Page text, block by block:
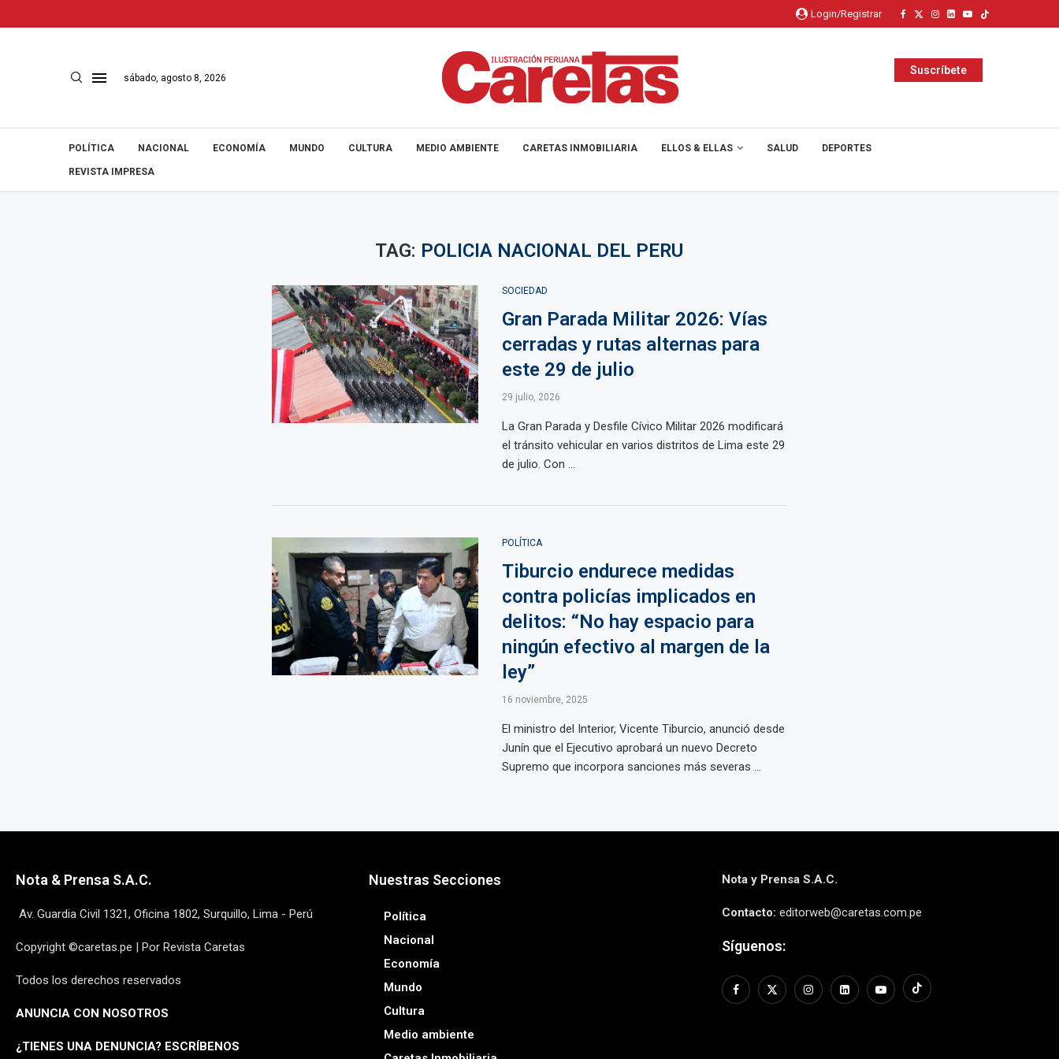
Login/Registrar
sábado, agosto 8, 2026
Suscríbete
POLÍTICA NACIONAL ECONOMÍA MUNDO CULTURA MEDIO AMBIENTE CARETAS INMOBILIARIA ELLOS & ELLAS SALUD DEPORTES
REVISTA IMPRESA
TAG: POLICIA NACIONAL DEL PERU
SOCIEDAD
Gran Parada Militar 2026: Vías
cerradas y rutas alternas para
este 29 de julio
29 julio, 2026
La Gran Parada y Desfile Cívico Militar 2026 modificará
el tránsito vehicular en varios distritos de Lima este 29
de julio. Con ...
POLÍTICA
Tiburcio endurece medidas
contra policías implicados en
delitos: “No hay espacio para
ningún efectivo al margen de la
ley”
16 noviembre, 2025
El ministro del Interior, Vicente Tiburcio, anunció desde
Junín que el Ejecutivo aprobará un nuevo Decreto
Supremo que incorpora sanciones más severas ...
Nota & Prensa S.A.C.
Av. Guardia Civil 1321, Oficina 1802, Surquillo, Lima - Perú
Copyright ©caretas.pe | Por Revista Caretas
Todos los derechos reservados
ANUNCIA CON NOSOTROS
¿TIENES UNA DENUNCIA? ESCRÍBENOS
Nuestras Secciones
Política
Nacional
Economía
Mundo
Cultura
Medio ambiente
Nota y Prensa S.A.C.
Contacto: editorweb@caretas.com.pe
Síguenos: